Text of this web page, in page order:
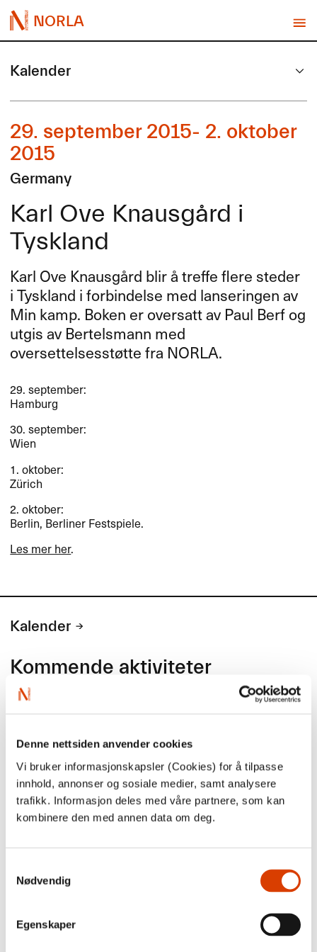
Denne nettsiden anvender cookies
Vi bruker informasjonskapsler (Cookies) for å tilpasse
innhold, annonser og sosiale medier, samt analysere
trafikk. Informasjon deles med våre partnere, som kan
kombinere den med annen data om deg.
Nødvendig
Egenskaper
NORLA
Kalender
29. september 2015- 2. oktober
2015
Germany
Karl Ove Knausgård i
Tyskland
Karl Ove Knausgård blir å treffe flere steder
i Tyskland i forbindelse med lanseringen av
Min kamp. Boken er oversatt av Paul Berf og
utgis av Bertelsmann med
oversettelsesstøtte fra NORLA.
29. september:
Hamburg
30. september:
Wien
1. oktober:
Zürich
2. oktober:
Berlin, Berliner Festspiele.
Les mer her.
Kalender
Kommende aktiviteter
Søknadsfrist: Tilskudd til eksport- og
markedstiltak i utlandet (for norske
agenter og forlag)
Søknadsfrist: Tilskudd til eksport- og markedstiltak i utlandet
(for norske agenter og forlag)
med det øke inntjeningen til norske aktører. Prosjektene det
søkes om tilskudd til, skal være rettet mot å åpne nye
markeder for en eller flere bøker eller forfattere, eller mot å